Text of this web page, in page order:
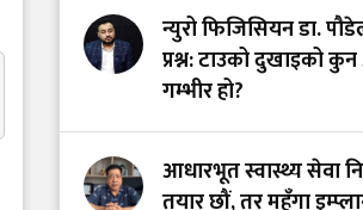
गोरखाका
विद्यालयमा
खोजी: समयमै
न्युरो फिजिसियन डा.
प्रश्न: टाउको दुखाइको
गम्भीर हो?
आधारभूत स्वास्थ्य सेवा